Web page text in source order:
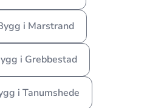
i Marstrand
i Grebbestad
i Tanumshede